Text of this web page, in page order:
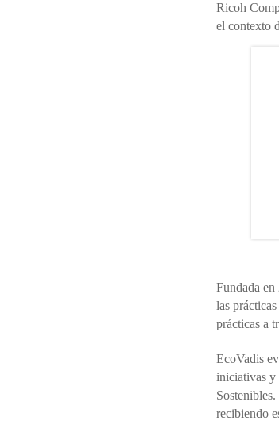
Ricoh
el contexto
Fundada
las
prácticas a
EcoVadis
iniciativas y
recibiendo